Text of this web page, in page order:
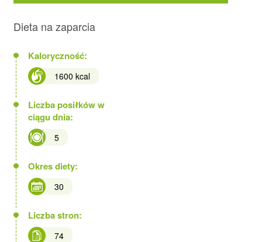
Dieta na zaparcia
Kaloryczność:
1600 kcal
Liczba posiłków w
ciągu dnia:
5
Okres diety:
30
Liczba stron:
74